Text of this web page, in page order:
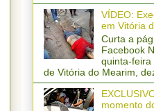
VÍDEO:
em Vitória
Curta a
Facebook
quinta-feira
de Vitória do Mearim,
momento